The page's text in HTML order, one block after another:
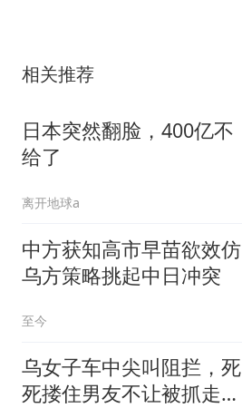
相关推荐
日本突然翻脸，400亿不
给了
离开地球a
中方获知高市早苗欲效仿
乌方策略挑起中日冲突
至今
乌女子车中尖叫阻拦，死
死搂住男友不让被抓走：